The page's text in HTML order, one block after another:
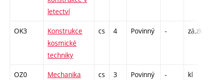
letectví
OK3
Konstrukce
kosmické
techniky
cs 4 Povinný - zá,zk
OZ0
Mechanika
cs 3 Povinný - kl